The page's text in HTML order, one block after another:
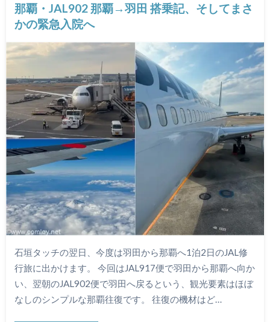
那覇・JAL902 那覇→羽田 搭乗記、そしてまさ
かの緊急入院へ
石垣タッチの翌日、今度は羽田から那覇へ1泊2日のJAL修
行旅に出かけます。 今回はJAL917便で羽田から那覇へ向か
い、翌朝のJAL902便で羽田へ戻るという、観光要素はほぼ
なしのシンプルな那覇往復です。 往復の機材はど…